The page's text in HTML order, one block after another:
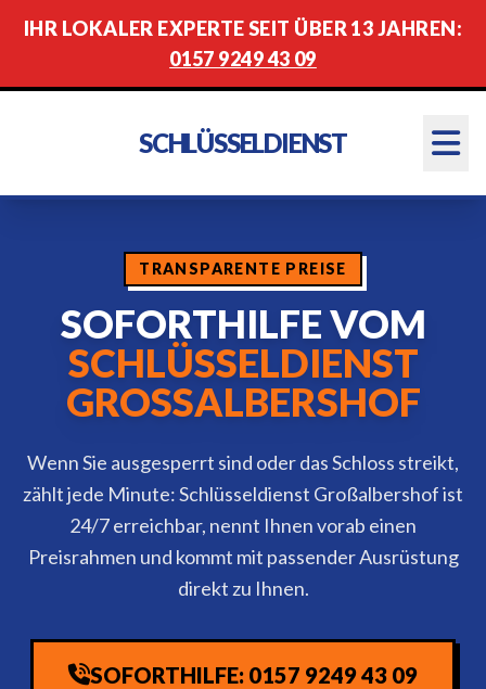
IHR LOKALER EXPERTE SEIT ÜBER 13 JAHREN:
0157 9249 43 09
SCHLÜSSELDIENST
TRANSPARENTE PREISE
SOFORTHILFE VOM
SCHLÜSSELDIENST
GROSSALBERSHOF
Wenn Sie ausgesperrt sind oder das Schloss streikt,
zählt jede Minute: Schlüsseldienst Großalbershof ist
24/7 erreichbar, nennt Ihnen vorab einen
Preisrahmen und kommt mit passender Ausrüstung
direkt zu Ihnen.
SOFORTHILFE: 0157 9249 43 09